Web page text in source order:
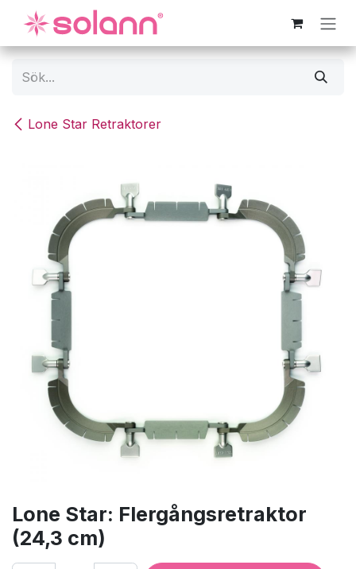
Hoppa till innehåll
Lone Star Retraktorer
Lone Star: Flergångsretraktor
(24,3 cm)